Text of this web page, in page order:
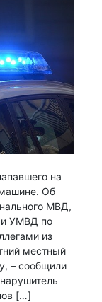
на
Об
МВД,
УМВД по
из
местный
– сообщили
[…]